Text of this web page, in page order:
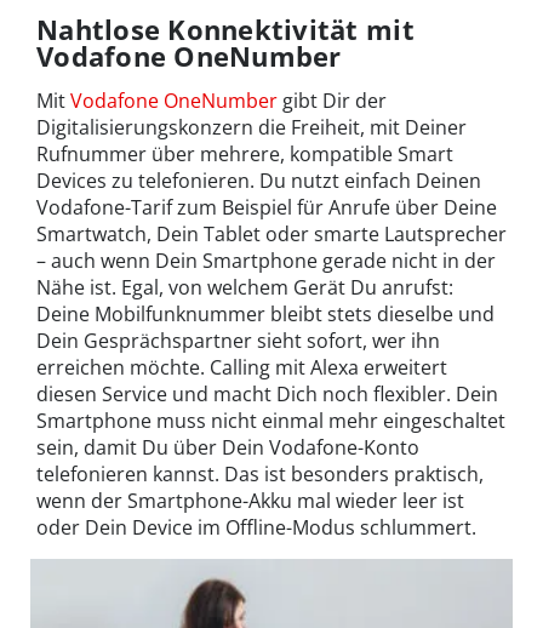
Nahtlose Konnektivität mit
Vodafone OneNumber
MitVodafone OneNumber gibt Dir der
Digitalisierungskonzern die Freiheit, mit Deiner
Rufnummer über mehrere, kompatible Smart
Devices zu telefonieren. Du nutzt einfach Deinen
Vodafone-Tarif zum Beispiel für Anrufe über Deine
Smartwatch, Dein Tablet oder smarte Lautsprecher
– auch wenn Dein Smartphone gerade nicht in der
Nähe ist. Egal, von welchem ​​Gerät Du anrufst:
Deine Mobilfunknummer bleibt stets dieselbe und
Dein Gesprächspartner sieht sofort, wer ihn
erreichen möchte. Calling mit Alexa erweitert
diesen Service und macht Dich noch flexibler. Dein
Smartphone muss nicht einmal mehr eingeschaltet
sein, damit Du über Dein Vodafone-Konto
telefonieren kannst. Das ist besonders praktisch,
wenn der Smartphone-Akku mal wieder leer ist
oder Dein Device im Offline-Modus schlummert.